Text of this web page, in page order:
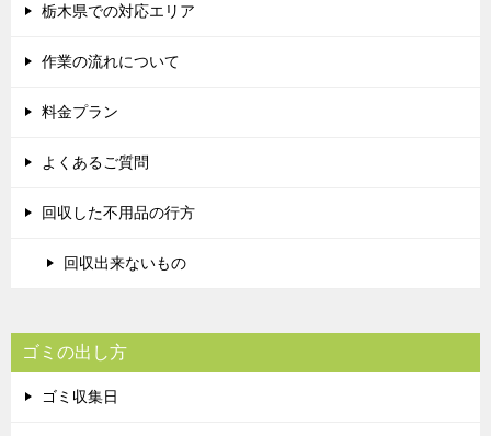
栃木県での対応エリア
作業の流れについて
料金プラン
よくあるご質問
回収した不用品の行方
回収出来ないもの
ゴミの出し方
ゴミ収集日